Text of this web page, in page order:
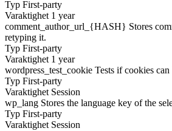
Typ First-party
Varaktighet 1 year
comment_author_url_{HASH} Stores
retyping it.
Typ First-party
Varaktighet 1 year
wordpress_test_cookie Tests if cookies can
Typ First-party
Varaktighet Session
wp_lang Stores the language key of the
Typ First-party
Varaktighet Session